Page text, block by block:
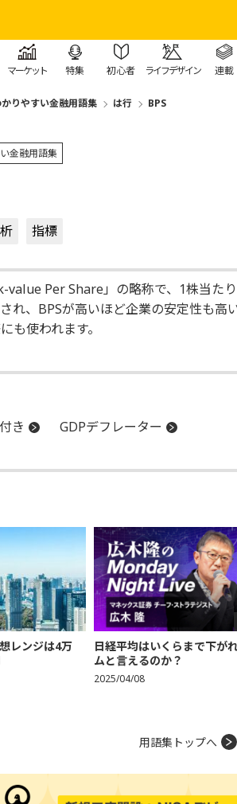
マーケット 特集 初心者 ライフデザイン 連載
りやすい金融用語集 は行 BPS
金融用語集
指標
value Per Share」の略称で、1株当た
れ、BPSが高いほど企業の安定性も高
も使われます。
き GDPデフレーター
レンジは4万
日経平均はいくらまで下が
ムと言えるのか？
2025/04/08
用語集トップへ